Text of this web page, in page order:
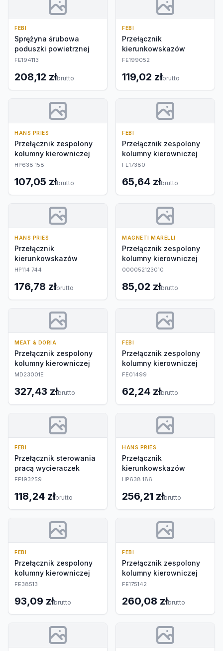
FEBI
Sprężyna śrubowa
poduszki powietrznej
FE194113
208,12 złbrutto
FEBI
Przełącznik
kierunkowskazów
FE199052
119,02 złbrutto
HANS PRIES
Przełącznik zespolony
kolumny kierowniczej
HP638 158
107,05 złbrutto
FEBI
Przełącznik zespolony
kolumny kierowniczej
FE17380
65,64 złbrutto
HANS PRIES
Przełącznik
kierunkowskazów
HP114 744
176,78 złbrutto
MAGNETI MARELLI
Przełącznik zespolony
kolumny kierowniczej
000052123010
85,02 złbrutto
MEAT & DORIA
Przełącznik zespolony
kolumny kierowniczej
MD23001E
327,43 złbrutto
FEBI
Przełącznik zespolony
kolumny kierowniczej
FE01499
62,24 złbrutto
FEBI
Przełącznik sterowania
pracą wycieraczek
FE193259
118,24 złbrutto
HANS PRIES
Przełącznik
kierunkowskazów
HP638 186
256,21 złbrutto
FEBI
Przełącznik zespolony
kolumny kierowniczej
FE38513
93,09 złbrutto
FEBI
Przełącznik zespolony
kolumny kierowniczej
FE175142
260,08 złbrutto